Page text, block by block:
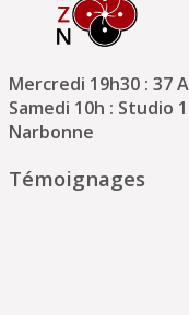
Mercredi 19h30 : 37
Samedi 10h : Studio
Narbonne
Témoignages